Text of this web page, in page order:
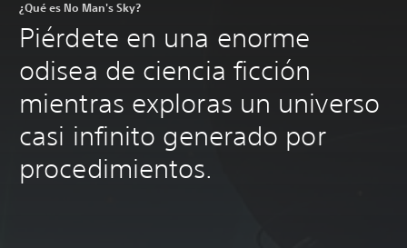
¿Qué es No Man's Sky?
Piérdete en una enorme
odisea de ciencia ficción
mientras exploras un universo
casi infinito generado por
procedimientos.